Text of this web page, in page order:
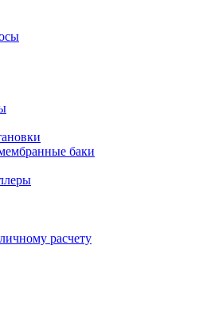
баки
расчету